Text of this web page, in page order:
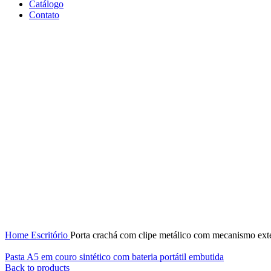
Catálogo
Contato
Home Escritório Porta crachá com clipe metálico com mecanismo
Pasta A5 em couro sintético com bateria portátil embutida
Back to products